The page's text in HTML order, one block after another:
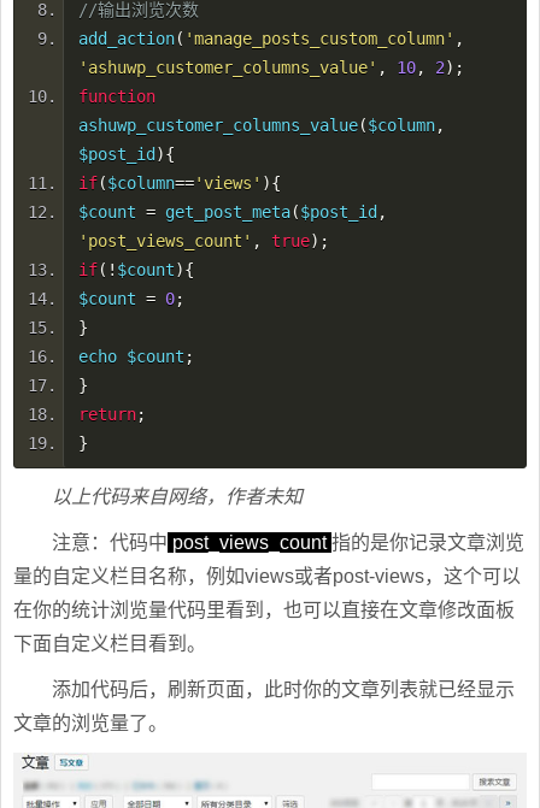
//输出浏览次数
add_action( 'manage_posts_custom_column' ,
'ashuwp_customer_columns_value' , 10, 2);
function
ashuwp_customer_columns_value($column,
$post_id ){
if($column=='views' ){
$count = get_post_meta($post_id ,
'post_views_count' , true);
if(! $count){
$count = 0;
}
echo $count ;
}
return;
}
以上代码来自网络，作者未知
注意：代码中 post_views_count指的是你记录文章浏览
量的自定义栏目名称，例如views或者post-views，这个可以
在你的统计浏览量代码里看到，也可以直接在文章修改面板
下面自定义栏目看到。
添加代码后，刷新页面，此时你的文章列表就已经显示
文章的浏览量了。